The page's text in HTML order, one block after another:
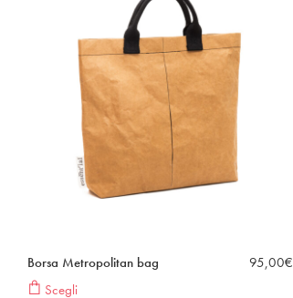
Borsa Metropolitan bag
Scegli
95,00€